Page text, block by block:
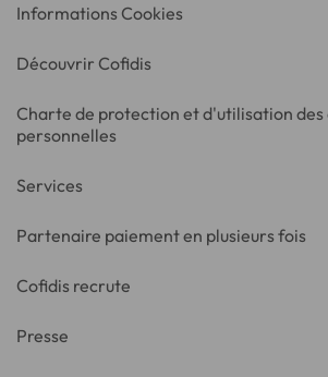
Informations Cookies
Découvrir Cofidis
Charte de protection et d'utilisation des
personnelles
Services
Partenaire paiement en plusieurs fois
Cofidis recrute
Presse